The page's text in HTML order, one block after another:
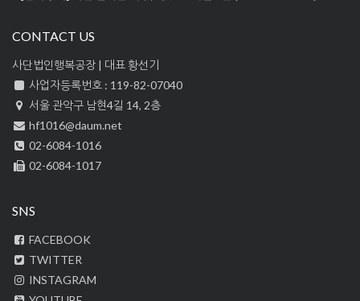
CONTACT US
사단법인행복공장 | 대표 황선기
사업자등록번호 : 119-82-07040
서울 관악구 남현4길 14, 2층
hf1016@daum.net
02-6084-1016
02-6084-1017
SNS
FACEBOOK
TWITTER
INSTAGRAM